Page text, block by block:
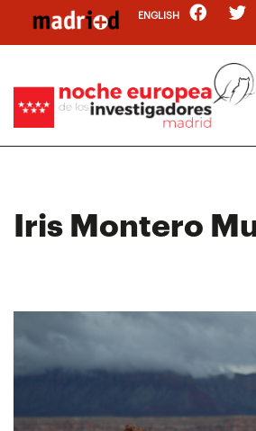
contenido
ENGLISH
Iris Montero